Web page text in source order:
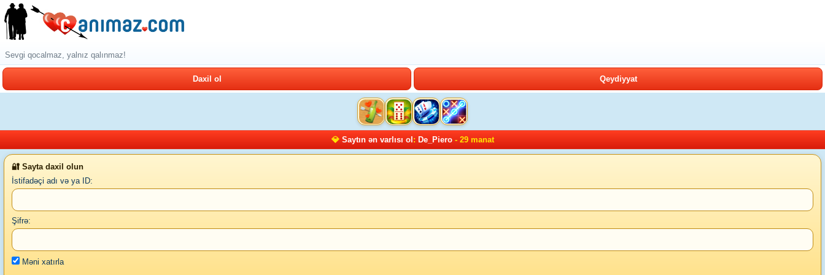
Sevgi qocalmaz, yalnız qalınmaz!
Daxil ol Qeydiyyat
💎 Saytın ən varlısı ol : De_Piero- 29 manat
🔐 Sayta daxil olun
İstifadəçi adı və ya ID:
Şifrə:
Məni xatırla